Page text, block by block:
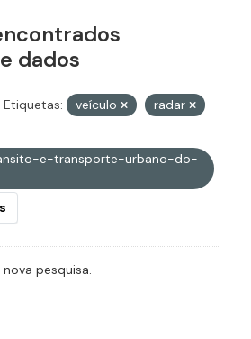
dados
Etiquetas: veículo
radar
e-transporte-urbano-do-
pesquisa.